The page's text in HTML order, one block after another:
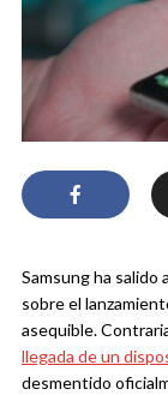
Samsung ha salido
sobre el
asequible.
llegada de un
desmentido